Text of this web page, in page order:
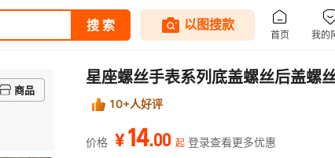
商品
星座螺丝手表系列底盖螺丝后盖螺
10+人好评
价格 ¥14.00 起 登录查看更多优惠